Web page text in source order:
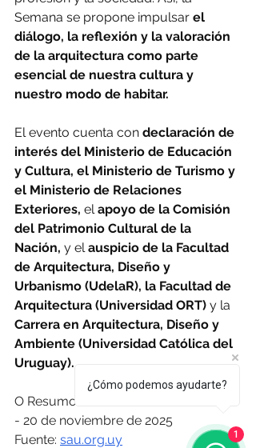
Semana se propone impulsar el
diálogo, la reflexión y la valoración
de la arquitectura como parte
esencial de nuestra cultura y
nuestro modo de habitar.
El evento cuenta con declaración de
interés del Ministerio de Educación
y Cultura, el Ministerio de Turismo y
el Ministerio de Relaciones
Exteriores, el apoyo de la Comisión
del Patrimonio Cultural de la
Nación, y el auspicio de la Facultad
de Arquitectura, Diseño y
Urbanismo (UdelaR), la Facultad de
Arquitectura (Universidad ORT) y la
Carrera en Arquitectura, Diseño y
Ambiente (Universidad Católica del
Uruguay).
O Resumo Semanal - Edición Nº 668
- 20 de noviembre de 2025
Fuente: sau.org.uy
¿Cómo podemos ayudarte?
1